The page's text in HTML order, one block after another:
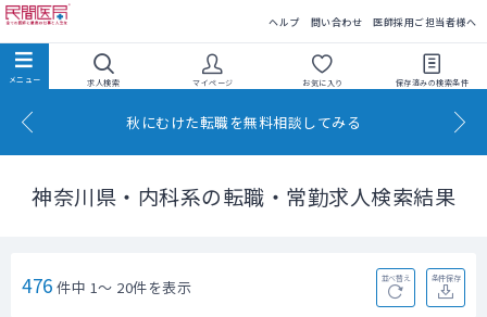
ヘルプ 問い合わせ 医師採用ご担当者様へ
求人検索 マイページ お気に入り 保存済みの検索条件
秋にむけた転職を無料相談してみる
神奈川県・内科系の転職・常勤求人検索結果
476 件中 1～ 20件を表示 並べ替え 条件保存